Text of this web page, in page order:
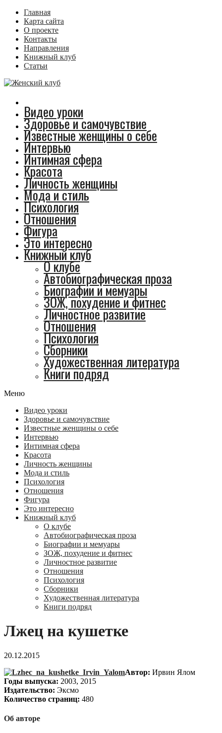
Главная
Карта сайта
О проекте
Контакты
Направления
Книжный клуб
Статьи
Видео уроки
Здоровье и самочувствие
Известные женщины о себе
Интервью
Интимная сфера
Красота
Личность женщины
Мода и стиль
Психология
Отношения
Фигура
Это интересно
Книжный клуб
О клубе
Автобиографическая проза
Биографии и мемуары
ЗОЖ, похудение и фитнес
Личностное развитие
Отношения
Психология
Сборники
Художественная литература
Книги подряд
Меню
Видео уроки
Здоровье и самочувствие
Известные женщины о себе
Интервью
Интимная сфера
Красота
Личность женщины
Мода и стиль
Психология
Отношения
Фигура
Это интересно
Книжный клуб
О клубе
Автобиографическая проза
Биографии и мемуары
ЗОЖ, похудение и фитнес
Личностное развитие
Отношения
Психология
Сборники
Художественная литература
Книги подряд
Лжец на кушетке
20.12.2015
Автор: Ирвин Ялом
Годы выпуска: 2003, 2015
Издательство: Эксмо
Количество страниц: 480
Об авторе